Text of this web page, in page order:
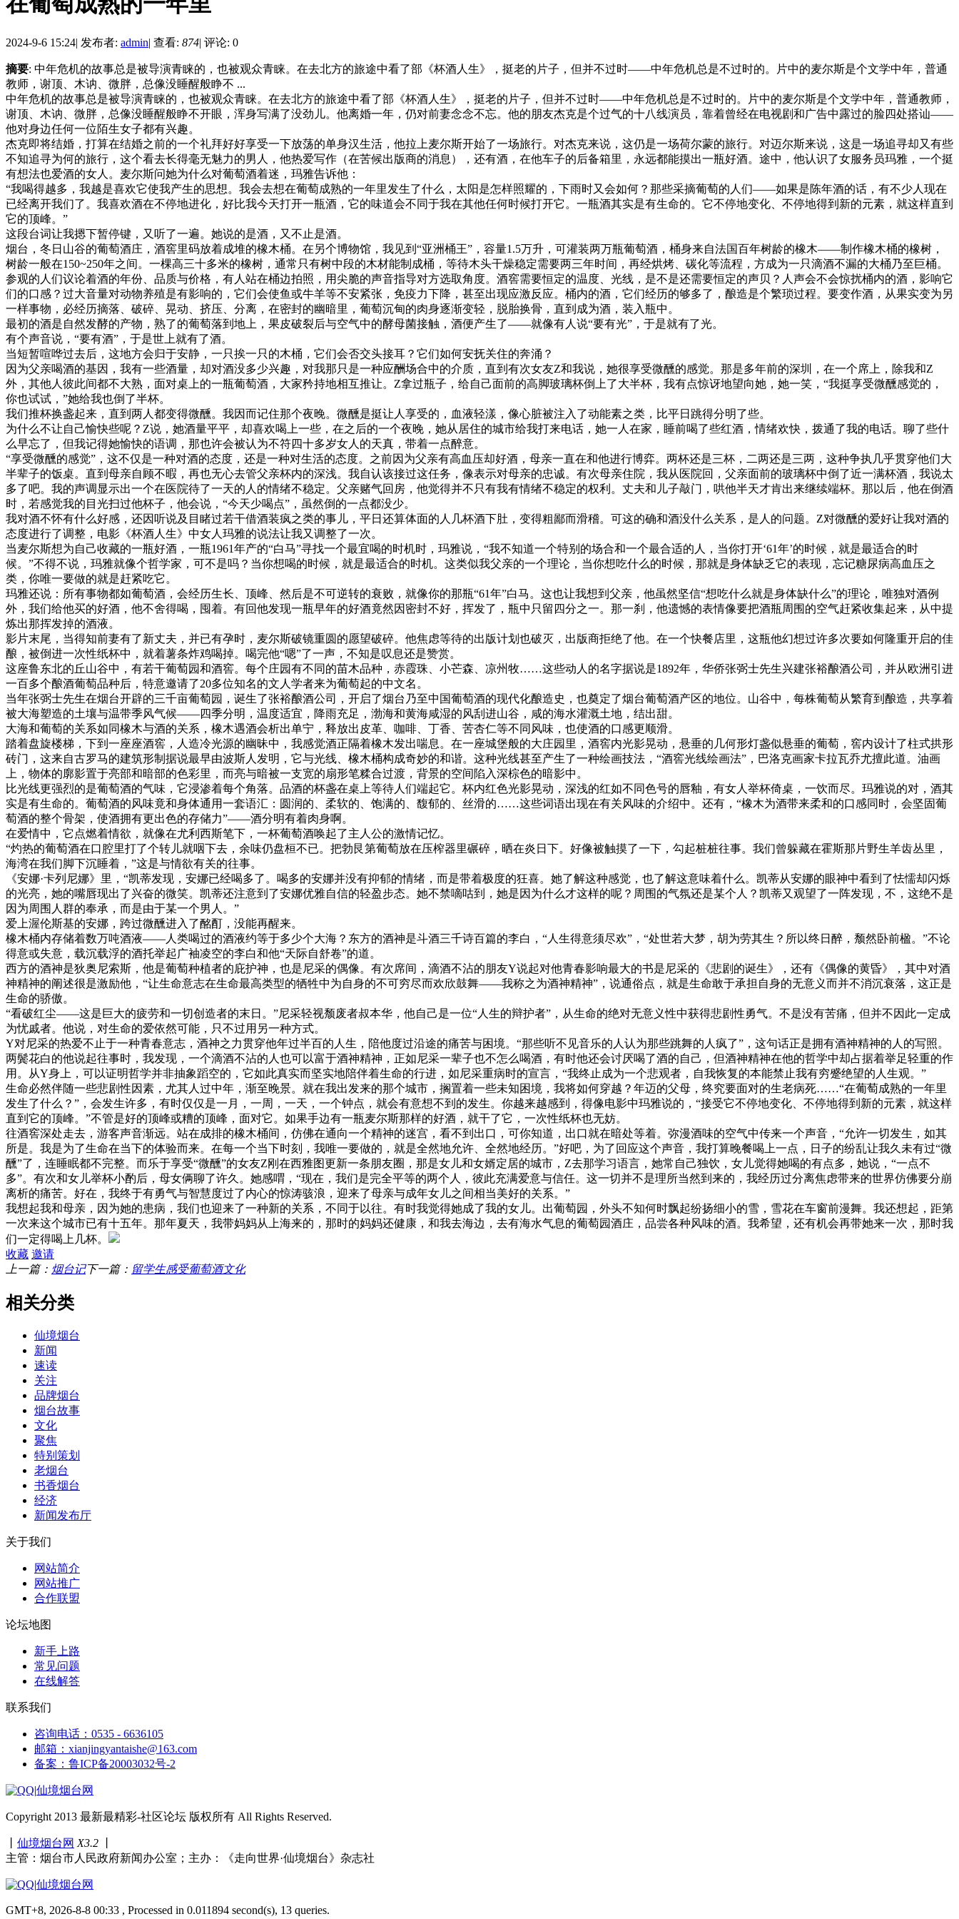
2024-9-6 15:24| 发布者: admin| 查看: 874| 评论: 0
摘要: 中年危机的故事总是被导演青睐的，也被观众青睐。在去北方的旅途中看了部《杯酒人生》，挺老的片子，但并不过时——中年危机总是不过时的。片中的麦尔斯是个文学中年，普通
教师，谢顶、木讷、微胖，总像没睡醒般睁不 ...
中年危机的故事总是被导演青睐的，也被观众青睐。在去北方的旅途中看了部《杯酒人生》，挺老的片子，但并不过时——中年危机总是不过时的。片中的麦尔斯是个文学中年，普通教师，
谢顶、木讷、微胖，总像没睡醒般睁不开眼，浑身写满了没劲儿。他离婚一年，仍对前妻念念不忘。他的朋友杰克是个过气的十八线演员，靠着曾经在电视剧和广告中露过的脸四处搭讪——
他对身边任何一位陌生女子都有兴趣。
杰克即将结婚，打算在结婚之前的一个礼拜好好享受一下放荡的单身汉生活，他拉上麦尔斯开始了一场旅行。对杰克来说，这仍是一场荷尔蒙的旅行。对迈尔斯来说，这是一场追寻却又有些
不知追寻为何的旅行，这个看去长得毫无魅力的男人，他热爱写作（在苦候出版商的消息），还有酒，在他车子的后备箱里，永远都能摸出一瓶好酒。途中，他认识了女服务员玛雅，一个挺
有想法也爱酒的女人。麦尔斯问她为什么对葡萄酒着迷，玛雅告诉他：
“我喝得越多，我越是喜欢它使我产生的思想。我会去想在葡萄成熟的一年里发生了什么，太阳是怎样照耀的，下雨时又会如何？那些采摘葡萄的人们——如果是陈年酒的话，有不少人现在
已经离开我们了。我喜欢酒在不停地进化，好比我今天打开一瓶酒，它的味道会不同于我在其他任何时候打开它。一瓶酒其实是有生命的。它不停地变化、不停地得到新的元素，就这样直到
它的顶峰。”
这段台词让我摁下暂停键，又听了一遍。她说的是酒，又不止是酒。
烟台，冬日山谷的葡萄酒庄，酒窖里码放着成堆的橡木桶。在另个博物馆，我见到“亚洲桶王”，容量1.5万升，可灌装两万瓶葡萄酒，桶身来自法国百年树龄的橡木——制作橡木桶的橡树，
树龄一般在150~250年之间。一棵高三十多米的橡树，通常只有树中段的木材能制成桶，等待木头干燥稳定需要两三年时间，再经烘烤、碳化等流程，方成为一只滴酒不漏的大桶乃至巨桶。
参观的人们议论着酒的年份、品质与价格，有人站在桶边拍照，用尖脆的声音指导对方选取角度。酒窖需要恒定的温度、光线，是不是还需要恒定的声贝？人声会不会惊扰桶内的酒，影响它
们的口感？过大音量对动物养殖是有影响的，它们会使鱼或牛羊等不安紧张，免疫力下降，甚至出现应激反应。桶内的酒，它们经历的够多了，酿造是个繁琐过程。要变作酒，从果实变为另
一样事物，必经历摘落、破碎、晃动、挤压、分离，在密封的幽暗里，葡萄沉甸的肉身逐渐变轻，脱胎换骨，直到成为酒，装入瓶中。
最初的酒是自然发酵的产物，熟了的葡萄落到地上，果皮破裂后与空气中的酵母菌接触，酒便产生了——就像有人说“要有光”，于是就有了光。
有个声音说，“要有酒”，于是世上就有了酒。
当短暂喧哗过去后，这地方会归于安静，一只挨一只的木桶，它们会否交头接耳？它们如何安抚关住的奔涌？
因为父亲喝酒的基因，我有一些酒量，却对酒没多少兴趣，对我那只是一种应酬场合中的介质，直到有次女友Z和我说，她很享受微醺的感觉。那是多年前的深圳，在一个席上，除我和Z
外，其他人彼此间都不大熟，面对桌上的一瓶葡萄酒，大家矜持地相互推让。Z拿过瓶子，给自己面前的高脚玻璃杯倒上了大半杯，我有点惊讶地望向她，她一笑，“我挺享受微醺感觉的，
你也试试，”她给我也倒了半杯。
我们推杯换盏起来，直到两人都变得微醺。我因而记住那个夜晚。微醺是挺让人享受的，血液轻漾，像心脏被注入了动能素之类，比平日跳得分明了些。
为什么不让自己愉快些呢？Z说，她酒量平平，却喜欢喝上一些，在之后的一个夜晚，她从居住的城市给我打来电话，她一人在家，睡前喝了些红酒，情绪欢快，拨通了我的电话。聊了些什
么早忘了，但我记得她愉快的语调，那也许会被认为不符四十多岁女人的天真，带着一点醉意。
“享受微醺的感觉”，这不仅是一种对酒的态度，还是一种对生活的态度。之前因为父亲有高血压却好酒，母亲一直在和他进行博弈。两杯还是三杯，二两还是三两，这种争执几乎贯穿他们大
半辈子的饭桌。直到母亲自顾不暇，再也无心去管父亲杯内的深浅。我自认该接过这任务，像表示对母亲的忠诚。有次母亲住院，我从医院回，父亲面前的玻璃杯中倒了近一满杯酒，我说太
多了吧。我的声调显示出一个在医院待了一天的人的情绪不稳定。父亲赌气回房，他觉得并不只有我有情绪不稳定的权利。丈夫和儿子敲门，哄他半天才肯出来继续端杯。那以后，他在倒酒
时，若感觉我的目光扫过他杯子，他会说，“今天少喝点”，虽然倒的一点都没少。
我对酒不怀有什么好感，还因听说及目睹过若干借酒装疯之类的事儿，平日还算体面的人几杯酒下肚，变得粗鄙而滑稽。可这的确和酒没什么关系，是人的问题。Z对微醺的爱好让我对酒的
态度进行了调整，电影《杯酒人生》中女人玛雅的说法让我又调整了一次。
当麦尔斯想为自己收藏的一瓶好酒，一瓶1961年产的“白马”寻找一个最宜喝的时机时，玛雅说，“我不知道一个特别的场合和一个最合适的人，当你打开‘61年’的时候，就是最适合的时
候。”不得不说，玛雅就像个哲学家，可不是吗？当你想喝的时候，就是最适合的时机。这类似我父亲的一个理论，当你想吃什么的时候，那就是身体缺乏它的表现，忘记糖尿病高血压之
类，你唯一要做的就是赶紧吃它。
玛雅还说：所有事物都如葡萄酒，会经历生长、顶峰、然后是不可逆转的衰败，就像你的那瓶“61年”白马。这也让我想到父亲，他虽然坚信“想吃什么就是身体缺什么”的理论，唯独对酒例
外，我们给他买的好酒，他不舍得喝，囤着。有回他发现一瓶早年的好酒竟然因密封不好，挥发了，瓶中只留四分之一。那一刹，他遗憾的表情像要把酒瓶周围的空气赶紧收集起来，从中提
炼出那挥发掉的酒液。
影片末尾，当得知前妻有了新丈夫，并已有孕时，麦尔斯破镜重圆的愿望破碎。他焦虑等待的出版计划也破灭，出版商拒绝了他。在一个快餐店里，这瓶他幻想过许多次要如何隆重开启的佳
酿，被倒进一次性纸杯中，就着薯条炸鸡喝掉。喝完他“嗯”了一声，不知是叹息还是赞赏。
这座鲁东北的丘山谷中，有若干葡萄园和酒窖。每个庄园有不同的苗木品种，赤霞珠、小芒森、凉州牧……这些动人的名字据说是1892年，华侨张弼士先生兴建张裕酿酒公司，并从欧洲引进
一百多个酿酒葡萄品种后，特意邀请了20多位知名的文人学者来为葡萄起的中文名。
当年张弼士先生在烟台开辟的三千亩葡萄园，诞生了张裕酿酒公司，开启了烟台乃至中国葡萄酒的现代化酿造史，也奠定了烟台葡萄酒产区的地位。山谷中，每株葡萄从繁育到酿造，共享着
被大海塑造的土壤与温带季风气候——四季分明，温度适宜，降雨充足，渤海和黄海咸湿的风刮进山谷，咸的海水灌溉土地，结出甜。
大海和葡萄的关系如同橡木与酒的关系，橡木遇酒会析出单宁，释放出皮革、咖啡、丁香、苦杏仁等不同风味，也使酒的口感更顺滑。
踏着盘旋楼梯，下到一座座酒窖，人造冷光源的幽昧中，我感觉酒正隔着橡木发出喘息。在一座城堡般的大庄园里，酒窖内光影晃动，悬垂的几何形灯盏似悬垂的葡萄，窖内设计了柱式拱形
砖门，这来自古罗马的建筑形制据说最早由波斯人发明，它与光线、橡木桶构成奇妙的和谐。这种光线甚至产生了一种绘画技法，“酒窖光线绘画法”，巴洛克画家卡拉瓦乔尤擅此道。油画
上，物体的廓影置于亮部和暗部的色彩里，而亮与暗被一支宽的扇形笔糅合过渡，背景的空间陷入深棕色的暗影中。
比光线更强烈的是葡萄酒的气味，它浸渗着每个角落。品酒的杯盏在桌上等待人们端起它。杯内红色光影晃动，深浅的红如不同色号的唇釉，有女人举杯倚桌，一饮而尽。玛雅说的对，酒其
实是有生命的。葡萄酒的风味竟和身体通用一套语汇：圆润的、柔软的、饱满的、馥郁的、丝滑的……这些词语出现在有关风味的介绍中。还有，“橡木为酒带来柔和的口感同时，会坚固葡
萄酒的整个骨架，使酒拥有更出色的存储力”——酒分明有着肉身啊。
在爱情中，它点燃着情欲，就像在尤利西斯笔下，一杯葡萄酒唤起了主人公的激情记忆。
“灼热的葡萄酒在口腔里打了个转儿就咽下去，余味仍盘桓不已。把勃艮第葡萄放在压榨器里碾碎，晒在炎日下。好像被触摸了一下，勾起桩桩往事。我们曾躲藏在霍斯那片野生羊齿丛里，
海湾在我们脚下沉睡着，”这是与情欲有关的往事。
《安娜·卡列尼娜》里，“凯蒂发现，安娜已经喝多了。喝多的安娜并没有抑郁的情绪，而是带着极度的狂喜。她了解这种感觉，也了解这意味着什么。凯蒂从安娜的眼神中看到了怯懦却闪烁
的光亮，她的嘴唇现出了兴奋的微笑。凯蒂还注意到了安娜优雅自信的轻盈步态。她不禁嘀咕到，她是因为什么才这样的呢？周围的气氛还是某个人？凯蒂又观望了一阵发现，不，这绝不是
因为周围人群的奉承，而是由于某一个男人。”
爱上渥伦斯基的安娜，跨过微醺进入了酩酊，没能再醒来。
橡木桶内存储着数万吨酒液——人类喝过的酒液约等于多少个大海？东方的酒神是斗酒三千诗百篇的李白，“人生得意须尽欢”，“处世若大梦，胡为劳其生？所以终日醉，颓然卧前楹。”不论
得意或失意，载沉载浮的酒托举起广袖凌空的李白和他“天际自舒卷”的道。
西方的酒神是狄奥尼索斯，他是葡萄种植者的庇护神，也是尼采的偶像。有次席间，滴酒不沾的朋友Y说起对他青春影响最大的书是尼采的《悲剧的诞生》，还有《偶像的黄昏》，其中对酒
神精神的阐述很是激励他，“让生命意志在生命最高类型的牺牲中为自身的不可穷尽而欢欣鼓舞——我称之为酒神精神”，说通俗点，就是生命敢于承担自身的无意义而并不消沉衰落，这正是
生命的骄傲。
“看破红尘——这是巨大的疲劳和一切创造者的末日。”尼采轻视颓废者叔本华，他自己是一位“人生的辩护者”，从生命的绝对无意义性中获得悲剧性勇气。不是没有苦痛，但并不因此一定成
为忧戚者。他说，对生命的爱依然可能，只不过用另一种方式。
Y对尼采的热爱不止于一种青春意志，酒神之力贯穿他年过半百的人生，陪他度过沿途的痛苦与困境。“那些听不见音乐的人认为那些跳舞的人疯了”，这句话正是拥有酒神精神的人的写照。
两鬓花白的他说起往事时，我发现，一个滴酒不沾的人也可以富于酒神精神，正如尼采一辈子也不怎么喝酒，有时他还会讨厌喝了酒的自己，但酒神精神在他的哲学中却占据着举足轻重的作
用。从Y身上，可以证明哲学并非抽象蹈空的，它如此真实而坚实地陪伴着生命的行进，如尼采重病时的宣言，“我终止成为一个悲观者，自我恢复的本能禁止我有穷蹙绝望的人生观。”
生命必然伴随一些悲剧性因素，尤其人过中年，渐至晚景。就在我出发来的那个城市，搁置着一些未知困境，我将如何穿越？年迈的父母，终究要面对的生老病死……“在葡萄成熟的一年里
发生了什么？”，会发生许多，有时仅仅是一月，一周，一天，一个钟点，就会有意想不到的发生。你越来越感到，得像电影中玛雅说的，“接受它不停地变化、不停地得到新的元素，就这样
直到它的顶峰。”不管是好的顶峰或糟的顶峰，面对它。如果手边有一瓶麦尔斯那样的好酒，就干了它，一次性纸杯也无妨。
往酒窖深处走去，游客声音渐远。站在成排的橡木桶间，仿佛在通向一个精神的迷宫，看不到出口，可你知道，出口就在暗处等着。弥漫酒味的空气中传来一个声音，“允许一切发生，如其
所是。我是为了生命在当下的体验而来。在每一个当下时刻，我唯一要做的，就是全然地允许、全然地经历。”好吧，为了回应这个声音，我打算晚餐喝上一点，日子的纷乱让我久未有过“微
醺”了，连睡眠都不完整。而乐于享受“微醺”的女友Z刚在西雅图更新一条朋友圈，那是女儿和女婿定居的城市，Z去那学习语言，她常自己独饮，女儿觉得她喝的有点多，她说，“一点不
多”。有次和女儿举杯小酌后，母女俩聊了许久。她感喟，“现在，我们是完全平等的两个人，彼此充满爱意与信任。这一切并不是理所当然到来的，我经历过分离焦虑带来的世界仿佛要分崩
离析的痛苦。好在，我终于有勇气与智慧度过了内心的惊涛骇浪，迎来了母亲与成年女儿之间相当美好的关系。”
我想起我和母亲，因为她的患病，我们也迎来了一种新的关系，不同于以往。有时我觉得她成了我的女儿。出葡萄园，外头不知何时飘起纷扬细小的雪，雪花在车窗前漫舞。我还想起，距第
一次来这个城市已有十五年。那年夏天，我带妈妈从上海来的，那时的妈妈还健康，和我去海边，去有海水气息的葡萄园酒庄，品尝各种风味的酒。我希望，还有机会再带她来一次，那时我
们一定得喝上几杯。
收藏 邀请
上一篇： 烟台记下一篇： 留学生感受葡萄酒文化
相关分类
仙境烟台
新闻
速读
关注
品牌烟台
烟台故事
文化
聚焦
特别策划
老烟台
书香烟台
经济
新闻发布厅
关于我们
网站简介
网站推广
合作联盟
论坛地图
新手上路
常见问题
在线解答
联系我们
咨询电话：0535 - 6636105
邮箱：xianjingyantaishe@163.com
备案：鲁ICP备20003032号-2
|仙境烟台网
Copyright 2013 最新最精彩-社区论坛 版权所有 All Rights Reserved.
仙境烟台网 X3.2
主管：烟台市人民政府新闻办公室；主办：《走向世界·仙境烟台》杂志社
|仙境烟台网
GMT+8, 2026-8-8 00:33 , Processed in 0.011894 second(s), 13 queries.